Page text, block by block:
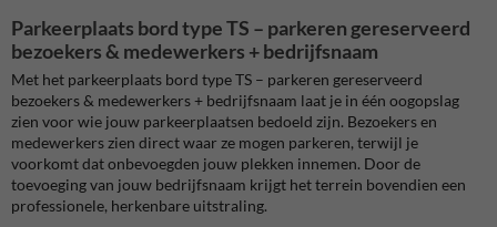
Parkeerplaats bord type TS – parkeren gereserveerd
bezoekers & medewerkers + bedrijfsnaam
Met het parkeerplaats bord type TS – parkeren gereserveerd
bezoekers & medewerkers + bedrijfsnaam laat je in één oogopslag
zien voor wie jouw parkeerplaatsen bedoeld zijn. Bezoekers en
medewerkers zien direct waar ze mogen parkeren, terwijl je
voorkomt dat onbevoegden jouw plekken innemen. Door de
toevoeging van jouw bedrijfsnaam krijgt het terrein bovendien een
professionele, herkenbare uitstraling.